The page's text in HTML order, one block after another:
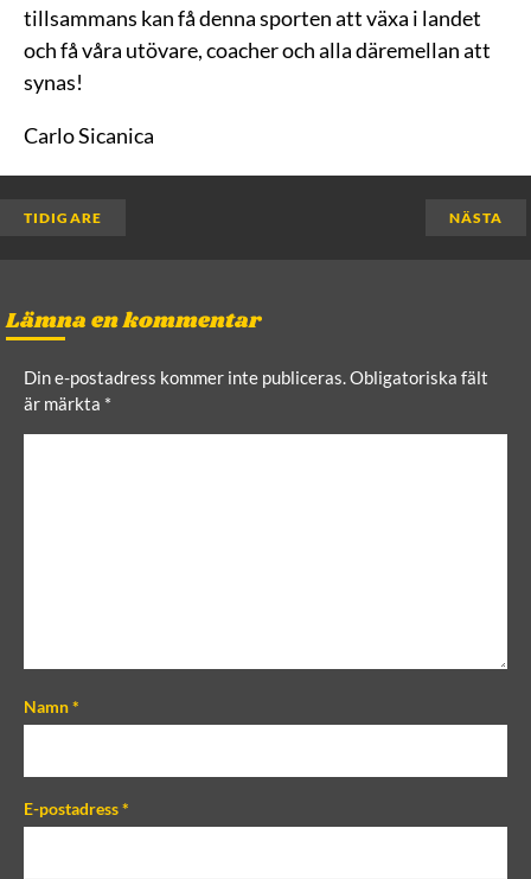
tillsammans kan få denna sporten att växa i landet
och få våra utövare, coacher och alla däremellan att
synas!
Carlo Sicanica
TIDIGARE NÄSTA
Lämna en kommentar
Din e-postadress kommer inte publiceras.Obligatoriska fält
är märkta *
Namn*
E-postadress*